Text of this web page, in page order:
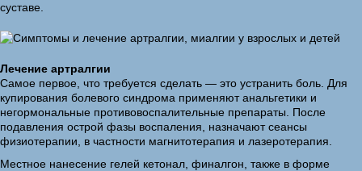
суставе.
Лечение артралгии
Самое первое, что требуется сделать — это устранить боль. Для
купирования болевого синдрома применяют анальгетики и
негормональные противовоспалительные препараты. После
подавления острой фазы воспаления, назначают сеансы
физиотерапии, в частности магнитотерапия и лазеротерапия.
Местное нанесение гелей кетонал, финалгон, также в форме